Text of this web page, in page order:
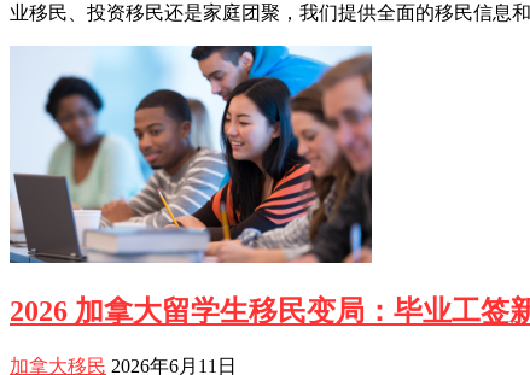
业移民、投资移民还是家庭团聚，我们提供全面的移民信息
2026 加拿大留学生移民变局：毕业工签
加拿大移民 2026年6月11日